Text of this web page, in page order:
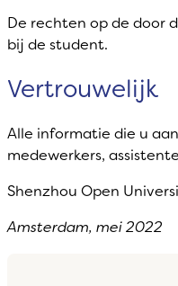
De rechten op de door
bij de student.
Vertrouwelijk
Alle informatie die u
medewerkers,
Shenzhou Open
Amsterdam, mei 2022